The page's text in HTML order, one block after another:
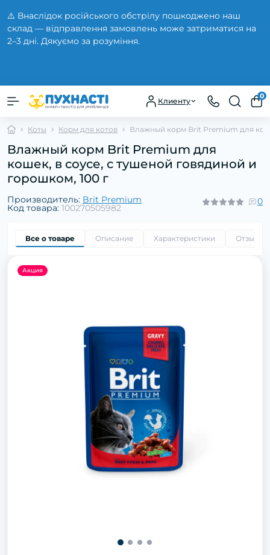
⚠️ Внаслідок російського обстрілу пошкоджено наш
склад — відправлення замовлень може затриматися на
2–3 дні. Дякуємо за розуміння.
Клиенту
0
Коты Корм для котов Влажный корм Brit Premium для
Влажный корм Brit Premium для
кошек, в соусе, с тушеной говядиной и
горошком, 100 г
Производитель: Brit Premium
Код товара: 100270505982
0
Все о товаре Описание Характеристики Отзывы
Акция